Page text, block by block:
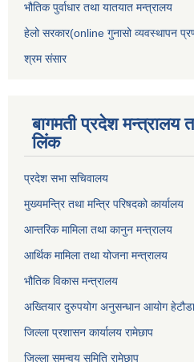
भौतिक पुर्वाधार तथा यातयात मन्त्रालय
हेलो सरकार(online गुनासो व्यवस्थापन
श्रम संसार
बागमती प्रदेश मन्त्रालय
लिंक
प्रदेश सभा सचिवालय
मुख्यमन्त्रि तथा मन्त्रि परिषदको कार्यालय
आन्तरिक मामिला तथा कानुन मन्त्रालय
आर्थिक मामिला तथा योजना मन्त्रालय
भौतिक विकास मन्त्रालय
अख्तियार दुरुपयोग अनुसन्धान आयोग हेटौडा
जिल्ला प्रशासन कार्यालय रामेछाप
जिल्ला समन्वय समिति रामेछाप